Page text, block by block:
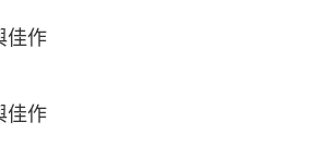
佳作
佳作